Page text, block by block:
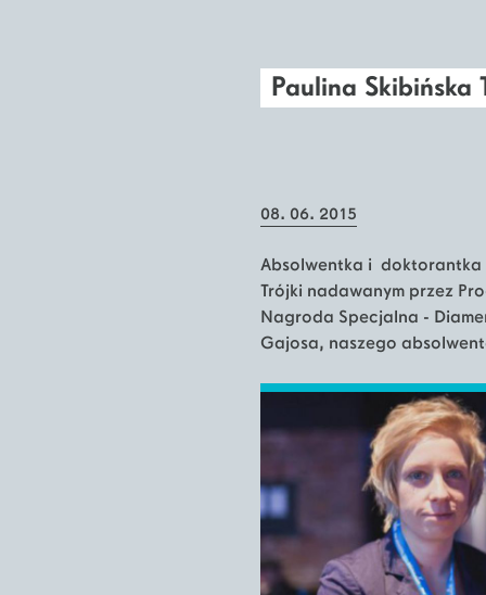
Paulina Skibińska
08. 06. 2015
Absolwentka i doktorantka
Trójki nadawanym przez
Nagroda Specjalna -
Gajosa, naszego